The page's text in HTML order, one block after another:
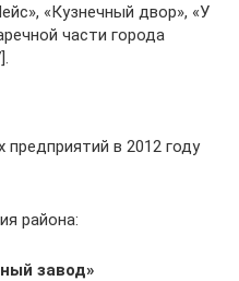
«Кузнечный двор», «У
части города
в 2012 году
района:
завод»